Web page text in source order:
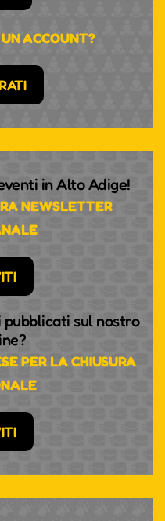
ACCOUNT?
in Alto Adige!
NEWSLETTER
sul nostro
PER LA CHIUSURA